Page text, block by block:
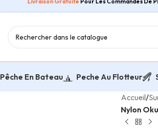
Pêche En Bateau Peche Au Flotteur
Accueil/
Nylon